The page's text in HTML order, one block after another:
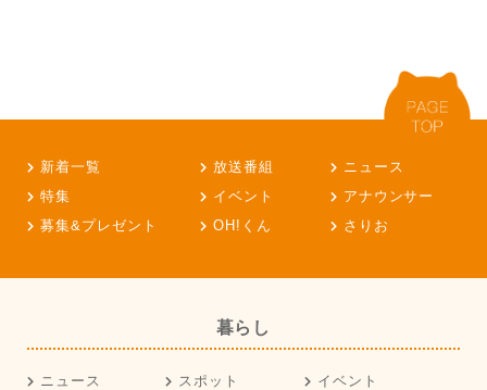
新着一覧 放送番組
ニュース
特集
イベント
アナウンサー
募集&プレゼント
OH!くん さりお
暮らし
ニュース スポット
イベント